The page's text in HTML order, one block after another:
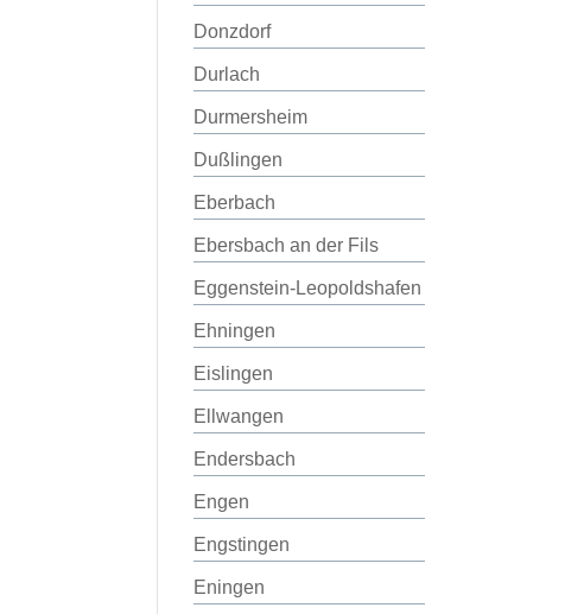
Donzdorf
Durlach
Durmersheim
Dußlingen
Eberbach
Ebersbach an der Fils
Eggenstein-Leopoldshafen
Ehningen
Eislingen
Ellwangen
Endersbach
Engen
Engstingen
Eningen